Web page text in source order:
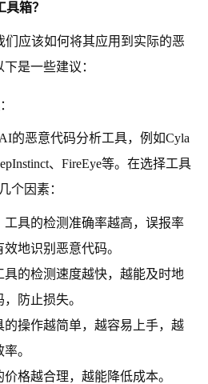
箱？
应该如何将其应用到实际的恶
是一些建议：
：
的恶意代码分析工具，例如Cyla
、FireEye等。在选择工具
个因素：
工具的检测准确率越高，误报率
地识别恶意代码。
具的检测速度越快，越能及时地
防止损失。
的操作越简单，越容易上手，越
。
格越合理，越能降低成本。